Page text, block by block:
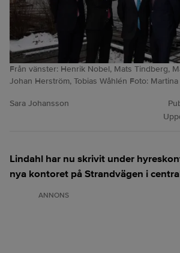
Från vänster: Henrik Nobel, Mats Tindberg,
Johan Herström, Tobias Wåhlén Foto:
Sara Johansson
Lindahl har nu skrivit under
nya kontoret på Strandvägen i
ANNONS